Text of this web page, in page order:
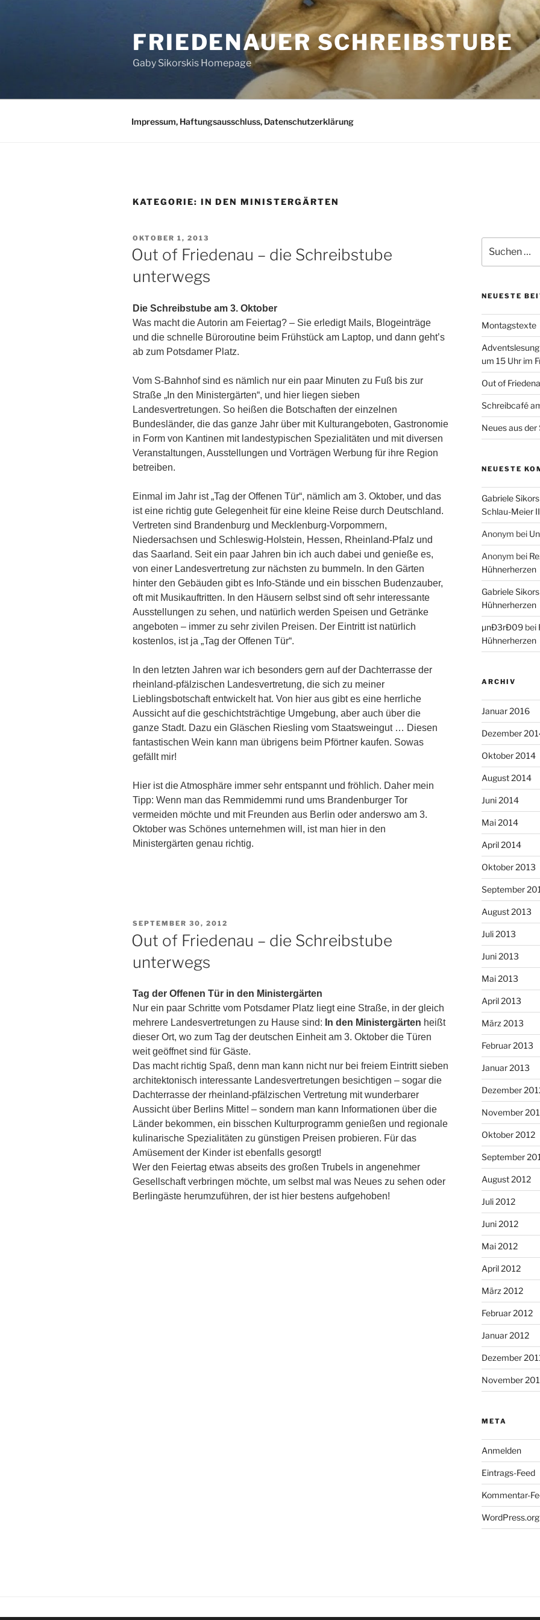
FRIEDENAUER SCHREIBSTUBE
Gaby Sikorskis Homepage
Impressum, Haftungsausschluss, Datenschutzerklärung
KATEGORIE: IN DEN MINISTERGÄRTEN
VERÖFFENTLICHT
AM
OKTOBER 1, 2013
Out of Friedenau – die Schreibstube
unterwegs
Die Schreibstube am 3. Oktober
Was macht die Autorin am Feiertag? – Sie erledigt Mails, Blogeinträge
und die schnelle Büroroutine beim Frühstück am Laptop, und dann geht’s
ab zum Potsdamer Platz.
Vom S-Bahnhof sind es nämlich nur ein paar Minuten zu Fuß bis zur
Straße „In den Ministergärten“, und hier liegen sieben
Landesvertretungen. So heißen die Botschaften der einzelnen
Bundesländer, die das ganze Jahr über mit Kulturangeboten, Gastronomie
in Form von Kantinen mit landestypischen Spezialitäten und mit diversen
Veranstaltungen, Ausstellungen und Vorträgen Werbung für ihre Region
betreiben.
Einmal im Jahr ist „Tag der Offenen Tür“, nämlich am 3. Oktober, und das
ist eine richtig gute Gelegenheit für eine kleine Reise durch Deutschland.
Vertreten sind Brandenburg und Mecklenburg-Vorpommern,
Niedersachsen und Schleswig-Holstein, Hessen, Rheinland-Pfalz und
das Saarland. Seit ein paar Jahren bin ich auch dabei und genieße es,
von einer Landesvertretung zur nächsten zu bummeln. In den Gärten
hinter den Gebäuden gibt es Info-Stände und ein bisschen Budenzauber,
oft mit Musikauftritten. In den Häusern selbst sind oft sehr interessante
Ausstellungen zu sehen, und natürlich werden Speisen und Getränke
angeboten – immer zu sehr zivilen Preisen. Der Eintritt ist natürlich
kostenlos, ist ja „Tag der Offenen Tür“.
In den letzten Jahren war ich besonders gern auf der Dachterrasse der
rheinland-pfälzischen Landesvertretung, die sich zu meiner
Lieblingsbotschaft entwickelt hat. Von hier aus gibt es eine herrliche
Aussicht auf die geschichtsträchtige Umgebung, aber auch über die
ganze Stadt. Dazu ein Gläschen Riesling vom Staatsweingut … Diesen
fantastischen Wein kann man übrigens beim Pförtner kaufen. Sowas
gefällt mir!
Hier ist die Atmosphäre immer sehr entspannt und fröhlich. Daher mein
Tipp: Wenn man das Remmidemmi rund ums Brandenburger Tor
vermeiden möchte und mit Freunden aus Berlin oder anderswo am 3.
Oktober was Schönes unternehmen will, ist man hier in den
Ministergärten genau richtig.
VERÖFFENTLICHT
SEPTEMBER 30, 2012
Out of Friedenau – die Schreibstube
unterwegs
Tag der Offenen Tür in den Ministergärten
Nur ein paar Schritte vom Potsdamer Platz liegt eine Straße, in der gleich
mehrere Landesvertretungen zu Hause sind: In den Ministergärten heißt
dieser Ort, wo zum Tag der deutschen Einheit am 3. Oktober die Türen
weit geöffnet sind für Gäste.
Das macht richtig Spaß, denn man kann nicht nur bei freiem Eintritt sieben
architektonisch interessante Landesvertretungen besichtigen – sogar die
Dachterrasse der rheinland-pfälzischen Vertretung mit wunderbarer
Aussicht über Berlins Mitte! – sondern man kann Informationen über die
Länder bekommen, ein bisschen Kulturprogramm genießen und regionale
kulinarische Spezialitäten zu günstigen Preisen probieren. Für das
Amüsement der Kinder ist ebenfalls gesorgt!
Wer den Feiertag etwas abseits des großen Trubels in angenehmer
Gesellschaft verbringen möchte, um selbst mal was Neues zu sehen oder
Berlingäste herumzuführen, der ist hier bestens aufgehoben!
nach:
NEUESTE
Montagstexte
um 15 Uhr im
Out of
Schreibcafé
Neues aus
NEUESTE
Gabriele
Schlau-Meier II
Anonym bei
Anonym bei
Hühnerherzen
Gabriele
Hühnerherzen
µnÐ3rÐ09bei
Hühnerherzen
ARCHIV
Januar 2016
Dezember
Oktober 2014
August 2014
Juni 2014
Mai 2014
April 2014
Oktober 2013
September
August 2013
Juli 2013
Juni 2013
Mai 2013
April 2013
März 2013
Februar 2013
Januar 2013
Dezember
November
Oktober 2012
September
August 2012
Juli 2012
Juni 2012
Mai 2012
April 2012
März 2012
Februar 2012
Januar 2012
Dezember
November
META
Anmelden
Eintrags-Feed
Kommentar-
WordPress.org